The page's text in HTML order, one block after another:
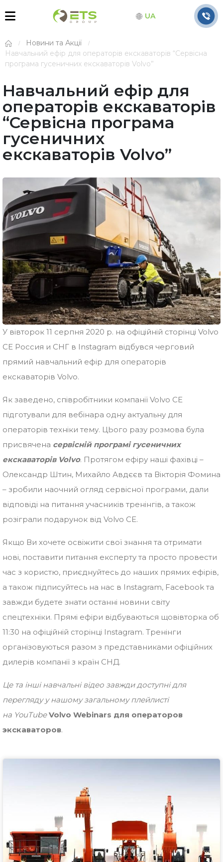
UA
Новини та Акції
Навчальний ефір для операторів екскаваторів “Сервісна
програма гусеничних екскаваторів Volvo”
Навчальний ефір для
операторів екскаваторів
“Сервісна програма
гусеничних
екскаваторів Volvo”
У вівторок 11 серпня 2020 р. на офіційній сторінці Volvo
CE Россия и СНГ в Instagram відбувся черговий
прямий навчальний ефір для операторів
екскаваторів Volvo.
Як заведено, співробітники компанії Volvo CE
підготували для вебінара одну актуальну для
операторів техніки тему. ЦЬого разу розмова була
присвячена сервісній програмі гусеничних
екскаваторів Volvo. Протягом ефіру наші фахівці –
Олександр Штин, Михайло Авдєєв та Вікторія Фомина
– зробили наочний огляд сервісної програми, дали
відповіді на питання учасників тренінгів, а також
розіграли подарунок від Volvo CE.
Якщо Ви хочете освіжити свої знання та отримати
нові, поставити питання експерту та просто провести
час з користю, приєднуйтесь до наших прямих ефірів,
а також підписуйтесь на нас в Instagram, Facebook та
завжди будете знати останні новини світу
спецтехніки. Прямі ефіри відбуваються щовівторка об
11:30 на офіційній сторінці Instagram. Тренінги
організовуються разом з представниками офіційних
дилерів компанії з країн СНД.
Це та інші навчальні відео завжди доступні для
перегляду у нашому загальному плейлисті
на YouTube Volvo Webinars для операторов
экскаваторов.